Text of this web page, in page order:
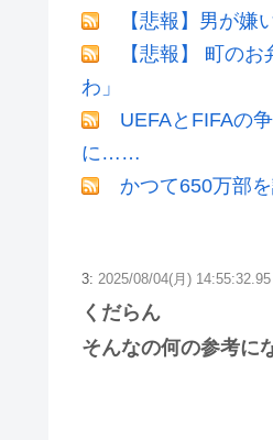
【悲報】男が嫌
【悲報】 町の
わ」
UEFAとFIFAの
に……
かつて650万部
3: 2025/08/04(月)
くだらん
そんなの何の参考に